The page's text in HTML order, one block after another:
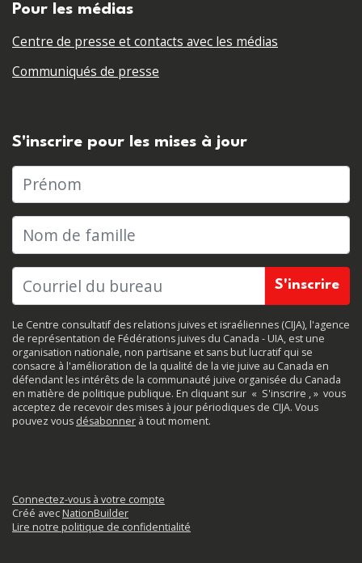
Pour les médias
Centre de presse et contacts avec les médias
Communiqués de presse
S'inscrire pour les mises à jour
Prénom
Nom de famille
Le Centre consultatif des relations juives et israéliennes (CIJA), l'agence
de représentation de Fédérations juives du Canada - UIA, est une
organisation nationale, non partisane et sans but lucratif qui se
consacre à l'amélioration de la qualité de la vie juive au Canada en
défendant les intérêts de la communauté juive organisée du Canada
en matière de politique publique. En cliquant sur « S'inscrire , » vous
acceptez de recevoir des mises à jour périodiques de CIJA. Vous
pouvez vous désabonner à tout moment.
Connectez-vous à votre compte
Créé avec NationBuilder
Lire notre politique de confidentialité